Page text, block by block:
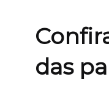
das